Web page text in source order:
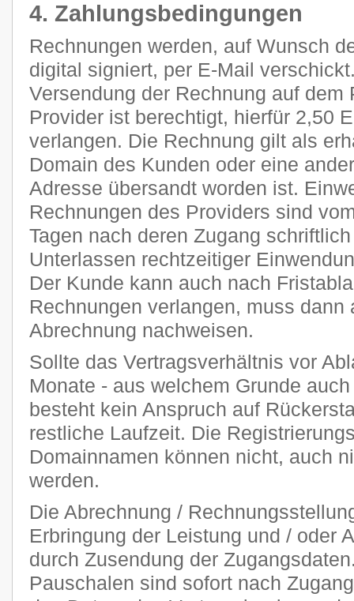
4. Zahlungsbedingungen
Rechnungen werden, auf Wunsch
digital signiert, per E-Mail
Versendung der Rechnung auf dem
Provider ist berechtigt, hierfür 2,50
verlangen. Die Rechnung gilt als
Domain des Kunden oder eine
Adresse übersandt worden ist.
Rechnungen des Providers sind
Tagen nach deren Zugang
Unterlassen rechtzeitiger
Der Kunde kann auch nach
Rechnungen verlangen, muss
Abrechnung nachweisen.
Sollte das Vertragsverhältnis vor
Monate - aus welchem Grunde
besteht kein Anspruch auf
restliche Laufzeit. Die
Domainnamen können nicht, auch
werden.
Die Abrechnung /
Erbringung der Leistung und / oder
durch Zusendung der
Pauschalen sind sofort nach